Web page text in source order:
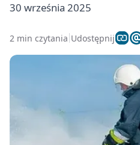
30 września 2025
2 min czytania Udostępnij